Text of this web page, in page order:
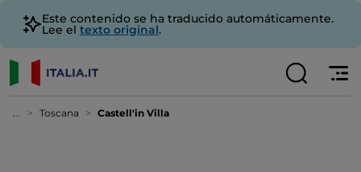
Este contenido se ha traducido automáticamente.
Lee el texto original.
... Toscana Castell'in Villa